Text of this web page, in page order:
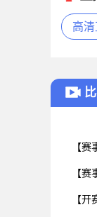
高
【赛
【赛
【开